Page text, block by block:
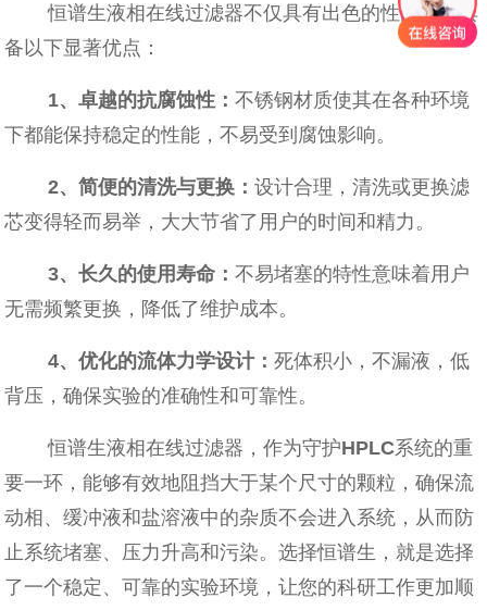
恒谱生液相在线过滤器不仅具有出色的性能，还具
备以下显著优点：
1、卓越的抗腐蚀性：不锈钢材质使其在各种环境
下都能保持稳定的性能，不易受到腐蚀影响。
2、简便的清洗与更换：设计合理，清洗或更换滤
芯变得轻而易举，大大节省了用户的时间和精力。
3、长久的使用寿命：不易堵塞的特性意味着用户
无需频繁更换，降低了维护成本。
4、优化的流体力学设计：死体积小，不漏液，低
背压，确保实验的准确性和可靠性。
恒谱生液相在线过滤器，作为守护HPLC系统的重
要一环，能够有效地阻挡大于某个尺寸的颗粒，确保流
动相、缓冲液和盐溶液中的杂质不会进入系统，从而防
止系统堵塞、压力升高和污染。选择恒谱生，就是选择
了一个稳定、可靠的实验环境，让您的科研工作更加顺